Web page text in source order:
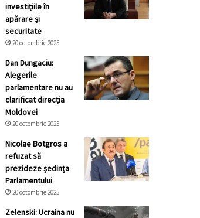
investițiile în
apărare și
securitate
20 octombrie 2025
Dan Dungaciu:
Alegerile
parlamentare nu au
clarificat direcția
Moldovei
20 octombrie 2025
Nicolae Botgros a
refuzat să
prezideze ședința
Parlamentului
20 octombrie 2025
Zelenski: Ucraina nu